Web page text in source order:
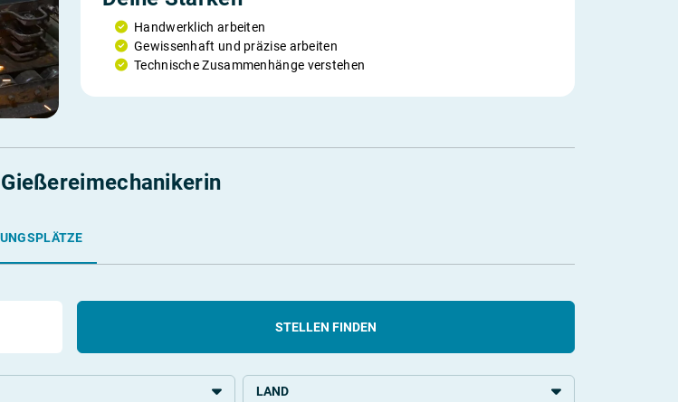
Handwerklich arbeiten
Gewissenhaft und präzise arbeiten
Technische Zusammenhänge verstehen
STELLEN FINDEN
LAND